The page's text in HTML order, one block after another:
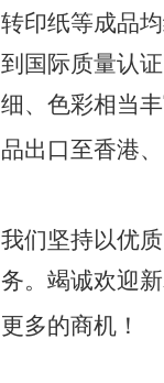
转印纸等成品
到国际质量认
细、色彩相当
品出口至香港
我们坚持以优
务。竭诚欢迎
更多的商机！